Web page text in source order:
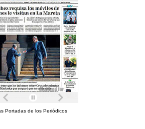
Portadas de los Periódicos